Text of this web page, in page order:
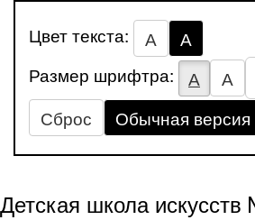
Цвет текста: А
А
Размер шрифтра:
А А
Сброс
Обычная версия
Детская школа